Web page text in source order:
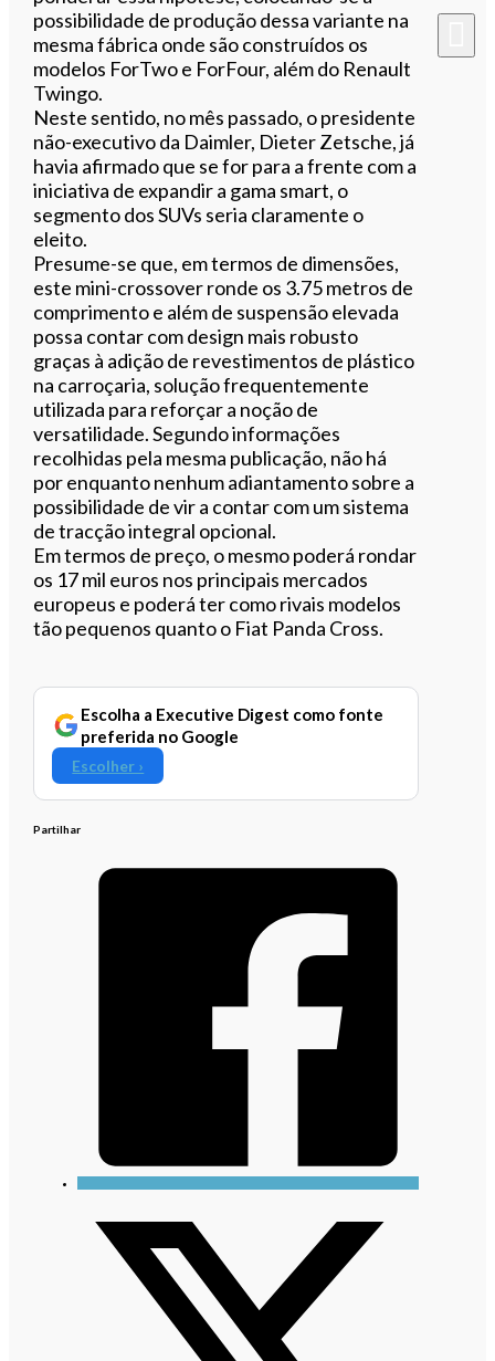
possibilidade de produção dessa variante na
mesma fábrica onde são construídos os
modelos ForTwo e ForFour, além do Renault
Twingo.
Neste sentido, no mês passado, o presidente
não-executivo da Daimler, Dieter Zetsche, já
havia afirmado que se for para a frente com a
iniciativa de expandir a gama smart, o
segmento dos SUVs seria claramente o
eleito.
Presume-se que, em termos de dimensões,
este mini-crossover ronde os 3.75 metros de
comprimento e além de suspensão elevada
possa contar com design mais robusto
graças à adição de revestimentos de plástico
na carroçaria, solução frequentemente
utilizada para reforçar a noção de
versatilidade. Segundo informações
recolhidas pela mesma publicação, não há
por enquanto nenhum adiantamento sobre a
possibilidade de vir a contar com um sistema
de tracção integral opcional.
Em termos de preço, o mesmo poderá rondar
os 17 mil euros nos principais mercados
europeus e poderá ter como rivais modelos
tão pequenos quanto o Fiat Panda Cross.
Escolha a Executive Digest como fonte
preferida no Google
Escolher ›
Partilhar